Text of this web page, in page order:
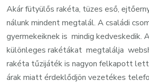
Akár fütyülős rakéta, tüzes eső,
nálunk mindent megtalál. A családi
gyermekeiknek is mindig kedveskedik.
különleges rakétákat megtalálja
rakéta tűzijáték is nagyon felkapott lett
árak miatt érdeklődjön vezetékes